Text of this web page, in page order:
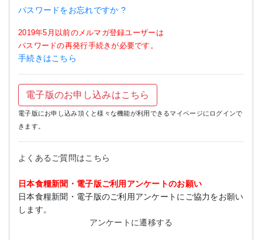
パスワードをお忘れですか ?
2019年5月以前のメルマガ登録ユーザーは
パスワードの再発行手続きが必要です。
手続きはこちら
電子版のお申し込みはこちら
電子版にお申し込み頂くと様々な機能が利用できるマイページにログインで
きます。
よくあるご質問はこちら
日本食糧新聞・電子版ご利用アンケートのお願い
日本食糧新聞・電子版のご利用アンケートにご協力をお願い
します。
アンケートに遷移する